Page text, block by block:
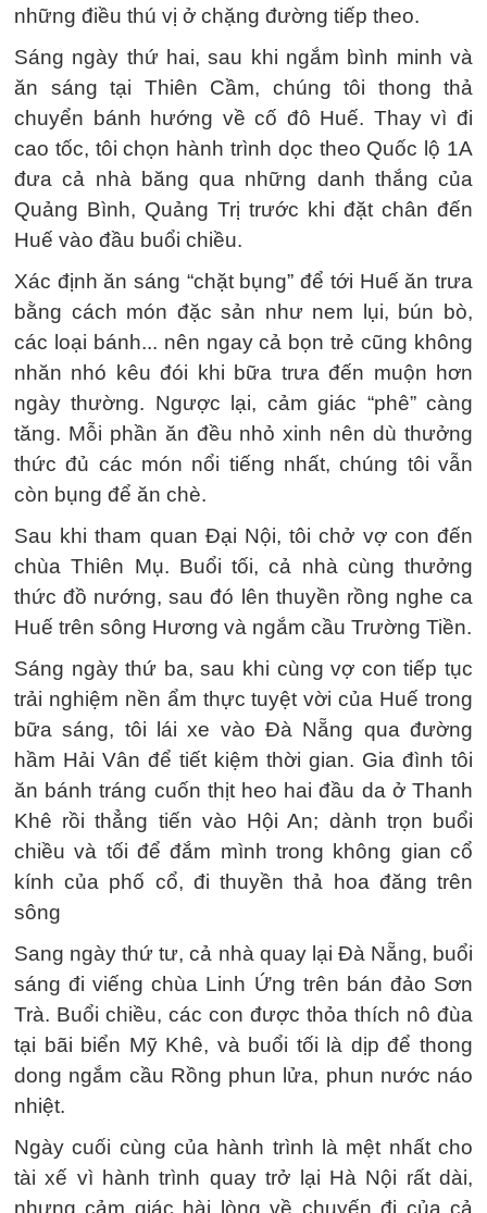
những điều thú vị ở chặng đường tiếp theo.
Sáng ngày thứ hai, sau khi ngắm bình minh và
ăn sáng tại Thiên Cầm, chúng tôi thong thả
chuyển bánh hướng về cố đô Huế. Thay vì đi
cao tốc, tôi chọn hành trình dọc theo Quốc lộ 1A
đưa cả nhà băng qua những danh thắng của
Quảng Bình, Quảng Trị trước khi đặt chân đến
Huế vào đầu buổi chiều.
Xác định ăn sáng “chặt bụng” để tới Huế ăn trưa
bằng cách món đặc sản như nem lụi, bún bò,
các loại bánh... nên ngay cả bọn trẻ cũng không
nhăn nhó kêu đói khi bữa trưa đến muộn hơn
ngày thường. Ngược lại, cảm giác “phê” càng
tăng. Mỗi phần ăn đều nhỏ xinh nên dù thưởng
thức đủ các món nổi tiếng nhất, chúng tôi vẫn
còn bụng để ăn chè.
Sau khi tham quan Đại Nội, tôi chở vợ con đến
chùa Thiên Mụ. Buổi tối, cả nhà cùng thưởng
thức đồ nướng, sau đó lên thuyền rồng nghe ca
Huế trên sông Hương và ngắm cầu Trường Tiền.
Sáng ngày thứ ba, sau khi cùng vợ con tiếp tục
trải nghiệm nền ẩm thực tuyệt vời của Huế trong
bữa sáng, tôi lái xe vào Đà Nẵng qua đường
hầm Hải Vân để tiết kiệm thời gian. Gia đình tôi
ăn bánh tráng cuốn thịt heo hai đầu da ở Thanh
Khê rồi thẳng tiến vào Hội An; dành trọn buổi
chiều và tối để đắm mình trong không gian cổ
kính của phố cổ, đi thuyền thả hoa đăng trên
sông
Sang ngày thứ tư, cả nhà quay lại Đà Nẵng, buổi
sáng đi viếng chùa Linh Ứng trên bán đảo Sơn
Trà. Buổi chiều, các con được thỏa thích nô đùa
tại bãi biển Mỹ Khê, và buổi tối là dịp để thong
dong ngắm cầu Rồng phun lửa, phun nước náo
nhiệt.
Ngày cuối cùng của hành trình là mệt nhất cho
tài xế vì hành trình quay trở lại Hà Nội rất dài,
nhưng cảm giác hài lòng về chuyến đi của cả